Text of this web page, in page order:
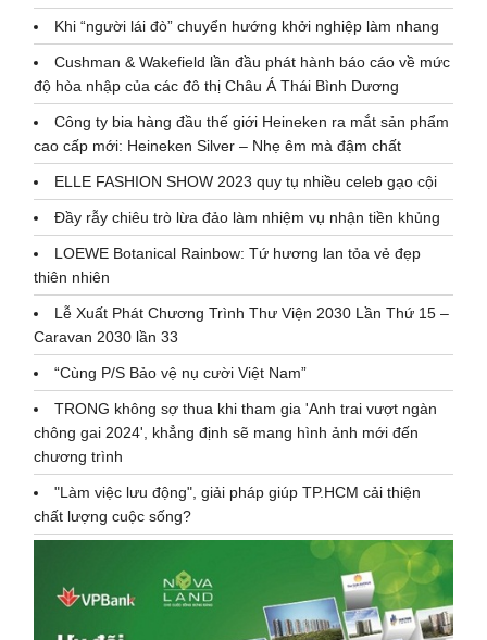
Khi “người lái đò” chuyển hướng khởi nghiệp làm nhang
Cushman & Wakefield lần đầu phát hành báo cáo về mức
độ hòa nhập của các đô thị Châu Á Thái Bình Dương
Công ty bia hàng đầu thế giới Heineken ra mắt sản phẩm
cao cấp mới: Heineken Silver – Nhẹ êm mà đậm chất
ELLE FASHION SHOW 2023 quy tụ nhiều celeb gạo cội
Đầy rẫy chiêu trò lừa đảo làm nhiệm vụ nhận tiền khủng
LOEWE Botanical Rainbow: Tứ hương lan tỏa vẻ đẹp
thiên nhiên
Lễ Xuất Phát Chương Trình Thư Viện 2030 Lần Thứ 15 –
Caravan 2030 lần 33
“Cùng P/S Bảo vệ nụ cười Việt Nam”
TRONG không sợ thua khi tham gia 'Anh trai vượt ngàn
chông gai 2024', khẳng định sẽ mang hình ảnh mới đến
chương trình
"Làm việc lưu động", giải pháp giúp TP.HCM cải thiện
chất lượng cuộc sống?